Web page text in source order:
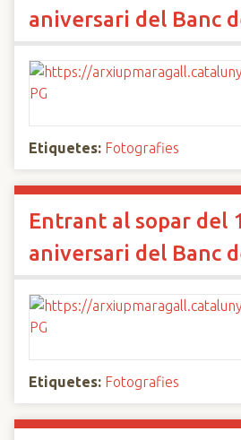
aniversari del Banc
Etiquetes: Fotografies
Entrant al sopar del
aniversari del Banc
Etiquetes: Fotografies